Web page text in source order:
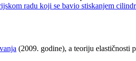
radu koji se bavio stiskanjem
(2009. godine), a teoriju elastičnosti